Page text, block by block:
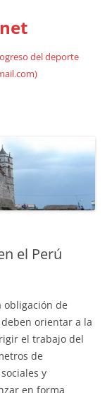
del deporte
el Perú
obligación de
orientar a la
el trabajo del
de
y
en forma